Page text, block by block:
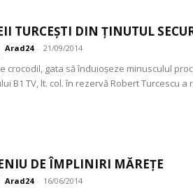
TURCEȘTI DIN ȚINUTUL
Arad24 - 21/09/2014
crocodil, gata să înduioșeze minusculul
B1 TV, lt. col. în rezervă Robert Turcescu a
DE ÎMPLINIRI MĂREȚE
Arad24 - 16/06/2014